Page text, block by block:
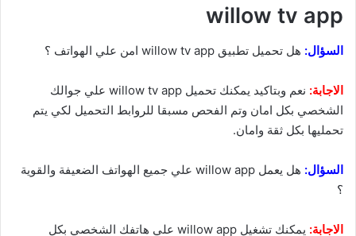
willow tv app
السؤال: هل تحميل تطبيق willow tv app امن علي الهواتف ؟
الاجابة:
نعم وبتاكيد يمكنك تحميل willow tv app علي جوالك
الشخصي بكل امان وتم الفحص مسبقا للروابط التحميل لكي يتم
تحمليها بكل ثقة وامان.
السؤال:
هل يعمل willow app علي جميع الهواتف الضعيفة والقوية
؟
الاجابة:
يمكنك تشغيل willow app علي هاتفك الشخصي بكل